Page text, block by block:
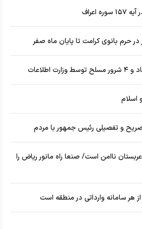
اسلام
و تفصیلی رئیس جمهور با مردم
ناامن است/ صنعا راه مانور ریاض را
از هر سامانه وارداتی در منطقه است